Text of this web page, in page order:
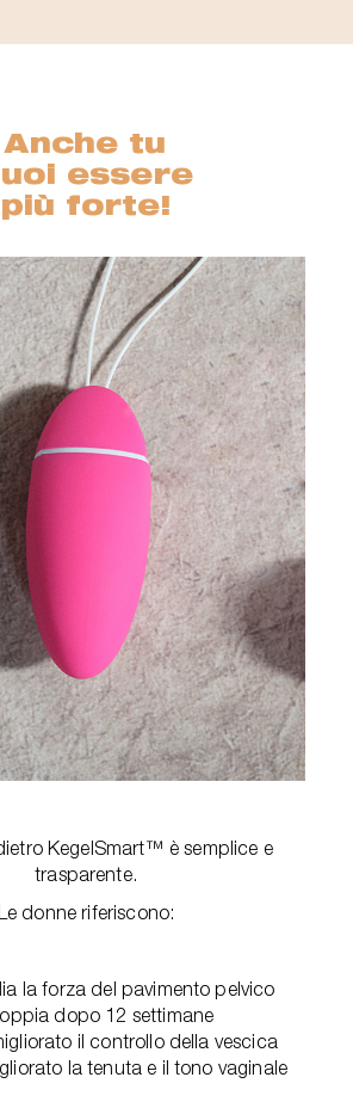
Anche tu
essere
più forte!
KegelSmart™ è semplice e
trasparente.
donne riferiscono:
la forza del pavimento pelvico
dopo 12 settimane
il controllo della vescica
la tenuta e il tono vaginale